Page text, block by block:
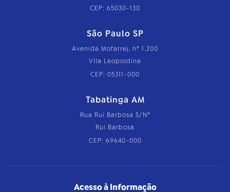
CEP: 65030-130
São Paulo SP
Avenida Mofarrej, nº 1.200
Vila Leopoldina
CEP: 05311-000
Tabatinga AM
Rua Rui Barbosa S/Nº
Rui Barbosa
CEP: 69640-000
Acesso à Informação